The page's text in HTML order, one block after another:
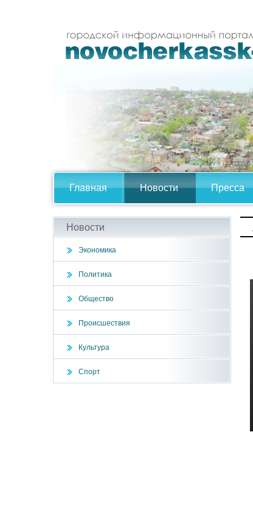
Главная Новости Пресса
Новости
Экономика
Политика
Общество
Происшествия
Культура
Спорт